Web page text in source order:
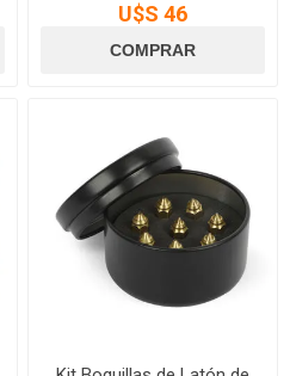
U$S 46